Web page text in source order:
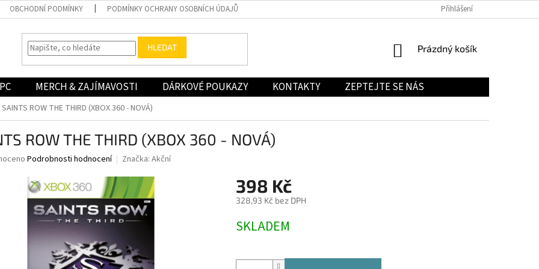
OBCHODNÍ PODMÍNKY PODMÍNKY OCHRANY OSOBNÍCH ÚDAJŮ Přihlášení
HLEDAT
NÁKUPNÍ
Prázdný košík
PC MERCH & ZAJÍMAVOSTI DÁRKOVÉ POUKAZY KONTAKTY ZEPTEJTE SE NÁS
SAINTS ROW THE THIRD (XBOX 360 - NOVÁ)
ROW THE THIRD (XBOX 360 - NOVÁ)
Podrobnosti hodnocení Značka: Akční
398 Kč
328,93 Kč bez DPH
cena:
SKLADEM